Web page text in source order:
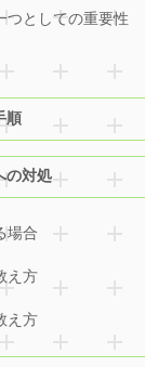
つとしての重要性
順
の対処
場合
え方
え方